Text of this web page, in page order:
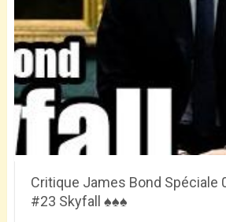
Critique James Bond Spéciale
#23 Skyfall ♠♠♠